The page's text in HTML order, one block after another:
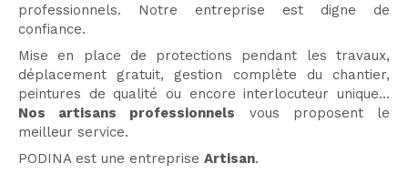
professionnels. Notre entreprise est digne de
confiance.
Mise en place de protections pendant les travaux,
déplacement gratuit, gestion complète du chantier,
peintures de qualité ou encore interlocuteur unique...
Nos artisans professionnels vous proposent le
meilleur service.
PODINA est une entreprise Artisan.